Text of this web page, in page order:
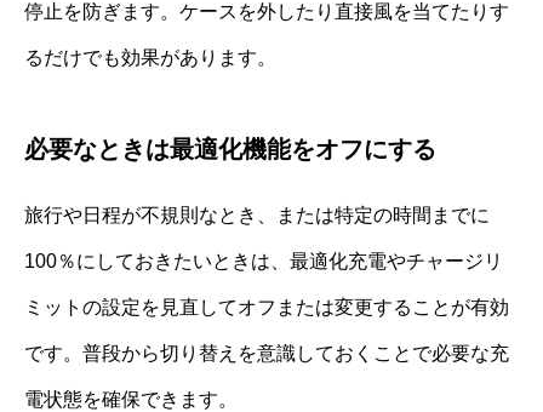
停止を防ぎます。ケースを外したり直接風を当てたりす
るだけでも効果があります。
必要なときは最適化機能をオフにする
旅行や日程が不規則なとき、または特定の時間までに
100％にしておきたいときは、最適化充電やチャージリ
ミットの設定を見直してオフまたは変更することが有効
です。普段から切り替えを意識しておくことで必要な充
電状態を確保できます。